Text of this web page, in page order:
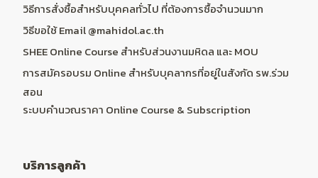
วิธีการสั่งซื้อสำหรับบุคคลทั่วไป ที่ต้องการซื้อจำนวนมาก
วิธีขอใช้ Email @mahidol.ac.th
SHEE Online Course สำหรับส่วนงานมหิดล และ MOU
การสมัครอบรม Online สำหรับบุคลากรที่อยู่ในสังกัด รพ.ร่วม
สอน
ระบบคำนวณราคา Online Course & Subscription
บริการลูกค้า